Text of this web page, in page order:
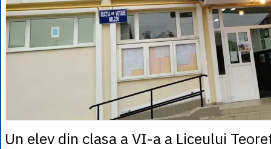
Un elev din clasa a VI-a a Liceului